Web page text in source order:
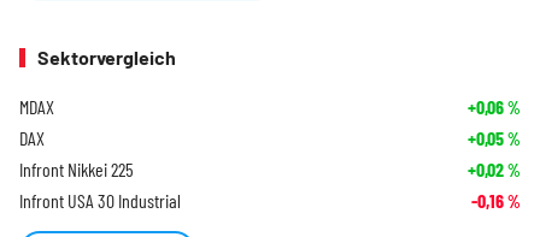
Sektorvergleich
MDAX +0,06%
DAX +0,05%
Infront Nikkei 225 +0,02%
Infront USA 30 Industrial -0,16%